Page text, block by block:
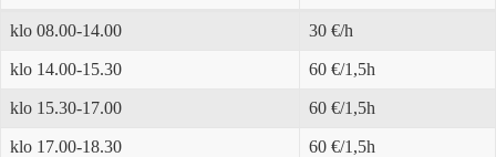
klo 08.00-14.00 30 €/h
klo 14.00-15.30 60 €/1,5h
klo 15.30-17.00 60 €/1,5h
klo 17.00-18.30 60 €/1,5h